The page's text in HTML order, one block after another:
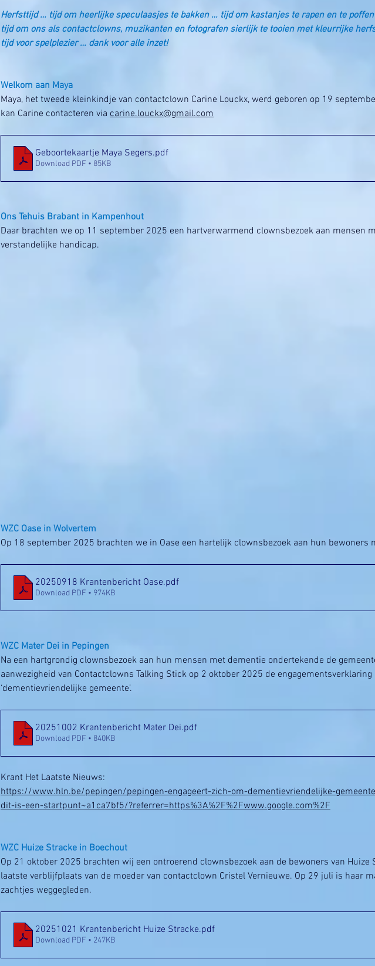
Herfsttijd … tijd om heerlijke speculaasjes te bakken … tijd om kastanjes te rapen en te
tijd om ons als contactclowns, muzikanten en fotografen sierlijk te tooien met kleurrijke
tijd voor spelplezier … dank voor alle inzet!
Welkom aan Maya
Maya, het tweede kleinkindje van contactclown Carine Louckx, werd geboren op 19
kan Carine contacteren via carine.louckx@gmail.com
Geboortekaartje Maya Segers.pdf
Download PDF • 85KB
Ons Tehuis Brabant in Kampenhout
Daar brachten we op 11 september 2025 een hartverwarmend clownsbezoek aan mensen
verstandelijke handicap.
WZC Oase in Wolvertem
Op 18 september 2025 brachten we in Oase een hartelijk clownsbezoek aan hun bewoners
20250918 Krantenbericht Oase.pdf
Download PDF • 974KB
WZC Mater Dei in Pepingen
Na een hartgrondig clownsbezoek aan hun mensen met dementie ondertekende de
aanwezigheid van Contactclowns Talking Stick op 2 oktober 2025 de engagementsverklaring
‘dementievriendelijke gemeente’.
20251002 Krantenbericht Mater Dei.pdf
Download PDF • 840KB
Krant Het Laatste Nieuws:
https://www.hln.be/pepingen/pepingen-engageert-zich-om-dementievriendelijke-
dit-is-een-startpunt~a1ca7bf5/?referrer=https%3A%2F%2Fwww.google.com%2F
WZC Huize Stracke in Boechout
Op 21 oktober 2025 brachten wij een ontroerend clownsbezoek aan de bewoners van Huize
laatste verblijfplaats van de moeder van contactclown Cristel Vernieuwe. Op 29 juli is haar
zachtjes weggegleden.
20251021 Krantenbericht Huize Stracke.pdf
Download PDF • 247KB